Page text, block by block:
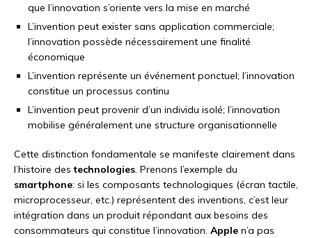
que l’innovation s’oriente vers la mise en marché
L’invention peut exister sans application commerciale;
l’innovation possède nécessairement une finalité
économique
L’invention représente un événement ponctuel; l’innovation
constitue un processus continu
L’invention peut provenir d’un individu isolé; l’innovation
mobilise généralement une structure organisationnelle
Cette distinction fondamentale se manifeste clairement dans
l’histoire destechnologies. Prenons l’exemple du
smartphone: si les composants technologiques (écran tactile,
microprocesseur, etc.) représentent des inventions, c’est leur
intégration dans un produit répondant aux besoins des
consommateurs qui constitue l’innovation. Apple n’a pas